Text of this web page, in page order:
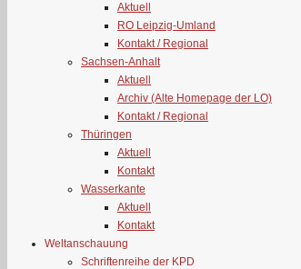
Aktuell
RO Leipzig-Umland
Kontakt / Regional
Sachsen-Anhalt
Aktuell
Archiv (Alte Homepage der LO)
Kontakt / Regional
Thüringen
Aktuell
Kontakt
Wasserkante
Aktuell
Kontakt
Weltanschauung
Schriftenreihe der KPD